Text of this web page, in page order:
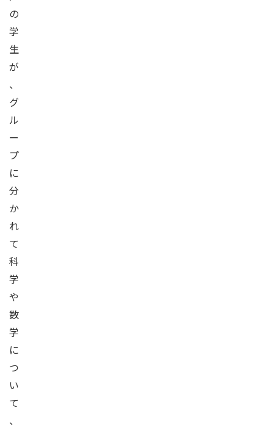
の
学
生
が
、
グ
ル
ー
プ
に
分
か
れ
て
科
学
や
数
学
に
つ
い
て
、